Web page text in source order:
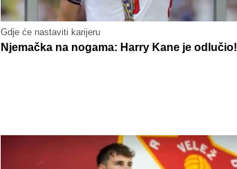
Gdje će nastaviti karijeru
Njemačka na nogama: Harry Kane je odlučio!